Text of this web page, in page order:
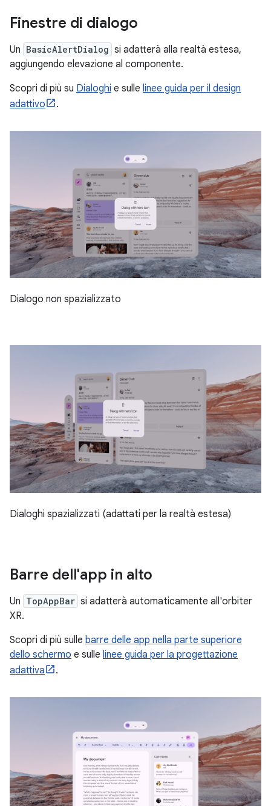
Finestre di dialogo
Un BasicAlertDialog si adatterà alla realtà estesa,
aggiungendo elevazione al componente.
Scopri di più su Dialoghi e sulle linee guida per il design
adattivo
.
Dialogo non spazializzato
Dialoghi spazializzati (adattati per la realtà estesa)
Barre dell'app in alto
Un TopAppBar si adatterà automaticamente all'orbiter
XR.
Scopri di più sulle barre delle app nella parte superiore
dello schermo e sulle linee guida per la progettazione
adattiva
.